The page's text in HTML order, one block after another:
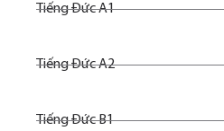
Tiếng Đức A1
Tiếng Đức A2
Tiếng Đức B1